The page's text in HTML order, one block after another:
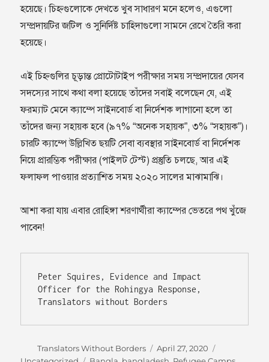
হয়েছে। চিহ্নগুলোকে দেখতে খুব সাধারণ মনে হলেও, এগুলো
সম্প্রদায়টির জটিল ও সুনির্দিষ্ট চাহিদাগুলো সামনে রেখে তৈরি করা
হয়েছে।
এই চিহ্নগুলির চূড়ান্ত প্রোটোটাইপ পরীক্ষার সময় সম্প্রদায়ের যেসব
সদস্যের সাথে কথা বলা হয়েছে তাঁদের সবাই বলেছেন যে, এই
ফরম্যাট মেনে ক্যাম্পে সাইনবোর্ড বা নির্দেশক লাগানো হলে তা
তাঁদের জন্য সহায়ক হবে (৯৭% “অনেক সহায়ক”, ৩% “সহায়ক”)।
চারটি ক্যাম্পে উল্লিখিত ছয়টি সেবা ব্যবস্থার সাইনবোর্ড বা নির্দেশক
নিয়ে প্রারম্ভিক পরীক্ষার (পাইলট টেস্ট) প্রস্তুতি চলছে, আর এই
ফলাফল পাওয়ার প্রত্যাশিত সময় ২০২০ সালের মাঝামাঝি।
আশা করা যায় এবার রোহিঙ্গা শরণার্থীরা ক‍্যাম্পের ভেতরে পথ খুঁজে
পাবেন!
Peter Squires, Evidence and Impact
Officer for the Rohingya Response,
Translators without Borders
Author
Translators Without Borders
Posted
on
April 27, 2020